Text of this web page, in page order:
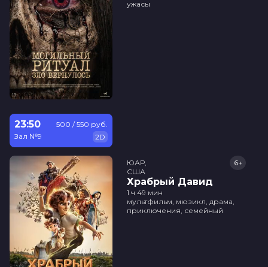
ужасы
23:50
Зал №9
500 / 550 руб.
2D
ЮАР,
США
Храбрый Давид
6+
1 ч 49 мин
мультфильм, мюзикл, драма,
приключения, семейный